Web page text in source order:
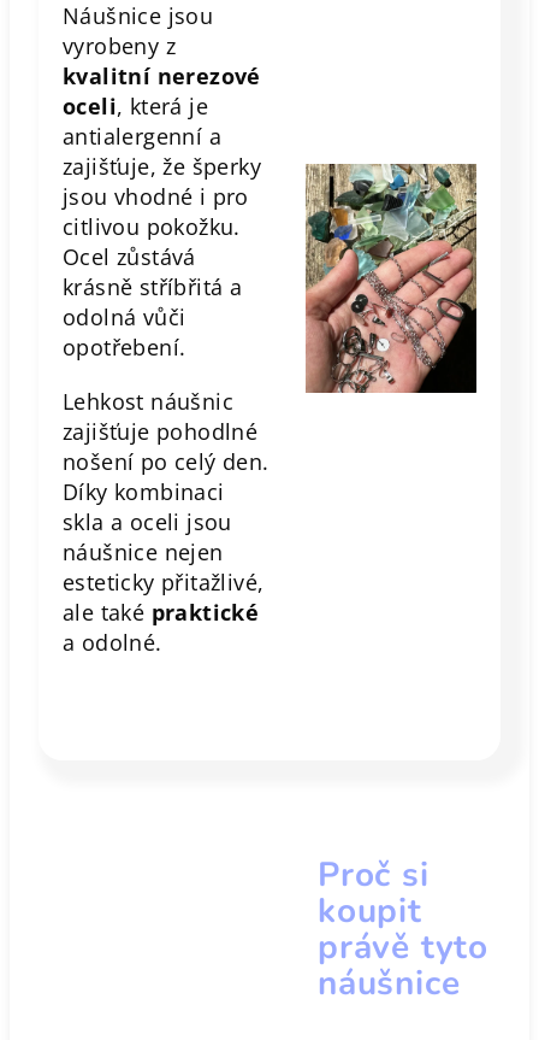
Náušnice jsou
vyrobeny z
kvalitní nerezové
oceli, která je
antialergenní a
zajišťuje, že šperky
jsou vhodné i pro
citlivou pokožku.
Ocel zůstává
krásně stříbřitá a
odolná vůči
opotřebení.
Lehkost náušnic
zajišťuje pohodlné
nošení po celý den.
Díky kombinaci
skla a oceli jsou
náušnice nejen
esteticky přitažlivé,
ale také praktické
a odolné.
Proč si
koupit
právě tyto
náušnice